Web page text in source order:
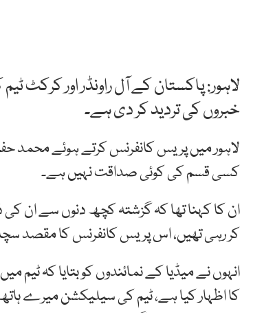
لاہور: پاکستان کے آل راونڈر اور
خبروں کی تردید کر دی ہے۔
لاہور میں پریس کانفرنس کرتے ہوئے محمد
کسی قسم کی کوئی صداقت نہیں ہے۔
ان کا کہنا تھا کہ گزشتہ کچھ دنوں سے ان
کر رہی تھیں، اس پریس کانفرنس کا مقصد
انہوں نے میڈیا کے نمائندوں کو بتایا کہ ٹیم
کا اظہار کیا ہے، ٹیم کی سیلیکشن میرے